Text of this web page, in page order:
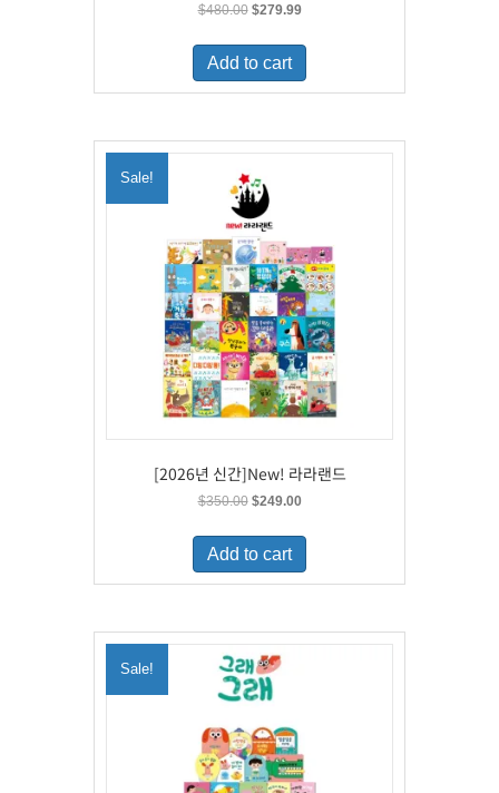
$480.00 Original
was:
$480.00.
$279.99Current
is:
Add to cart
Sale!
[2026년 신간]New! 라라랜드
$350.00 Original
was:
$350.00.
$249.00Current
is:
Add to cart
Sale!